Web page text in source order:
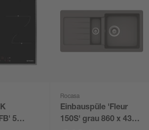
5
Rocasa
Einbauspüle 'Fleur
150S' grau 860 x 435